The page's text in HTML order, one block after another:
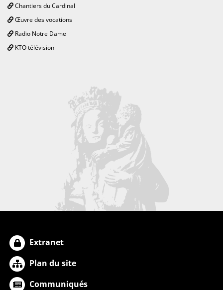
Chantiers du Cardinal
Œuvre des vocations
Radio Notre Dame
KTO télévision
Extranet
Plan du site
Communiqués